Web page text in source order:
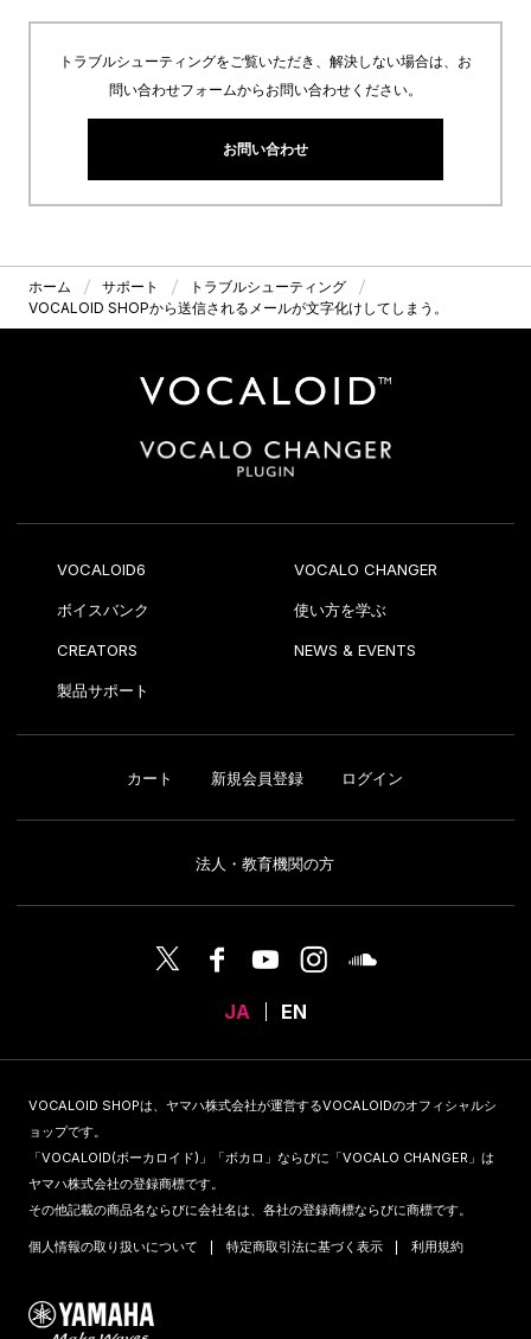
トラブルシューティングをご覧いただき、解決しない場合は、お
問い合わせフォームからお問い合わせください。
お問い合わせ
ホーム サポート
トラブルシューティング
VOCALOID SHOPから送信されるメールが文字化けしてしまう。
VOCALOID6 VOCALO CHANGER
ボイスバンク 使い方を学ぶ
CREATORS NEWS & EVENTS
製品サポート
カート 新規会員登録 ログイン
法人・教育機関の方
JA EN
VOCALOID SHOPは、ヤマハ株式会社が運営するVOCALOIDのオフィシャルシ
ョップです。
「VOCALOID(ボーカロイド)」「ボカロ」ならびに「VOCALO CHANGER」は
ヤマハ株式会社の登録商標です。
その他記載の商品名ならびに会社名は、各社の登録商標ならびに商標です。
個人情報の取り扱いについて 特定商取引法に基づく表示 利用規約